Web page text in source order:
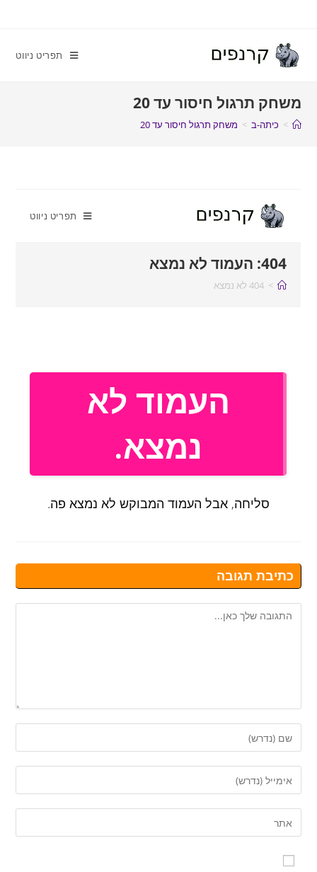
תפריט ניווט
משחק תרגול חיסור עד 20
> כיתה-ב > משחק תרגול חיסור עד 20
כתיבת תגובה